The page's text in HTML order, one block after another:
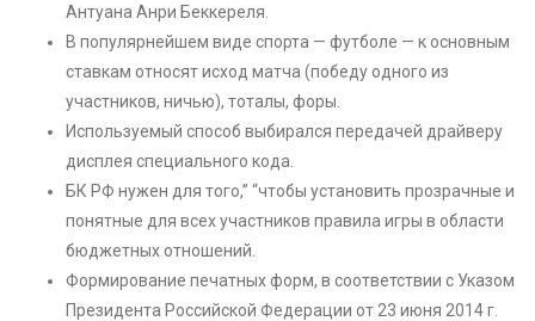
Антуана Анри Беккереля.
В популярнейшем виде спорта — футболе — к основным
ставкам относят исход матча (победу одного из
участников, ничью), тоталы, форы.
Используемый способ выбирался передачей драйверу
дисплея специального кода.
БК РФ нужен для того,” “чтобы установить прозрачные и
понятные для всех участников правила игры в области
бюджетных отношений.
Формирование печатных форм, в соответствии с Указом
Президента Российской Федерации от 23 июня 2014 г.